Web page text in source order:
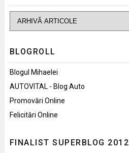
BLOGROLL
Blogul Mihaelei
AUTOVITAL - Blog Auto
Promovări Online
Felicitări Online
FINALIST SUPERBLOG 2012